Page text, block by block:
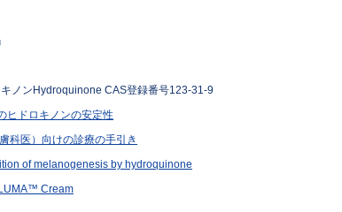
ノンHydroquinone CAS登録番号123-31-9
ヒドロキノンの安定性
科医）向けの診療の手引き
of melanogenesis by hydroquinone
Cream